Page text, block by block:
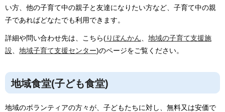
い方、他の子育て中の親子と友達になりたい方など、子育て中の親
子であればどなたでも利用できます。
詳細や問い合わせ先は、こちら(りぼんかん
地域の子育て支援施
設
地域子育て支援センター)のページをご覧ください。
地域食堂(子ども食堂)
地域のボランティアの方々が、子どもたちに対し、無料又は安価で